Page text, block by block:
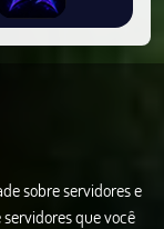
sobre servidores e
que você